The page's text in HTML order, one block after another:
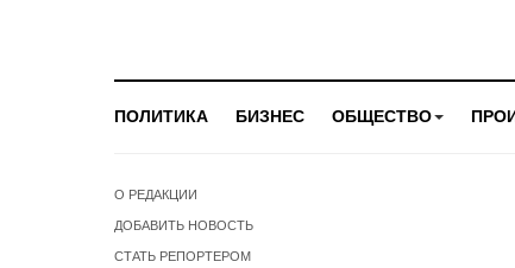
ПОЛИТИКА БИЗНЕС ОБЩЕСТВО
О РЕДАКЦИИ
ДОБАВИТЬ НОВОСТЬ
СТАТЬ РЕПОРТЕРОМ